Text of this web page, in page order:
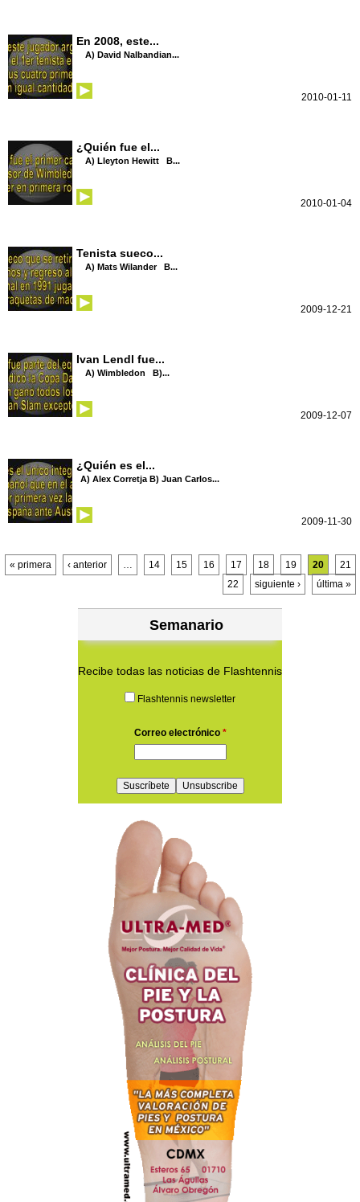
En 2008, este...
A) David Nalbandian...
2010-01-11
¿Quién fue el...
A) Lleyton Hewitt B...
2010-01-04
Tenista sueco...
A) Mats Wilander B...
2009-12-21
Ivan Lendl fue...
A) Wimbledon B)...
2009-12-07
¿Quién es el...
A) Alex Corretja B) Juan Carlos...
2009-11-30
Páginas
« primera ‹ anterior … 14 15 16 17 18 19 20
21
22
siguiente › última »
Semanario
Recibe todas las noticias de Flashtennis
Flashtennis newsletter
Correo electrónico *